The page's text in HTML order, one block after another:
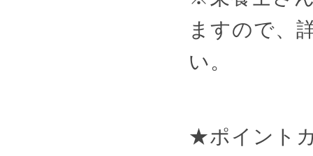
ますので、
い。
★ポイント